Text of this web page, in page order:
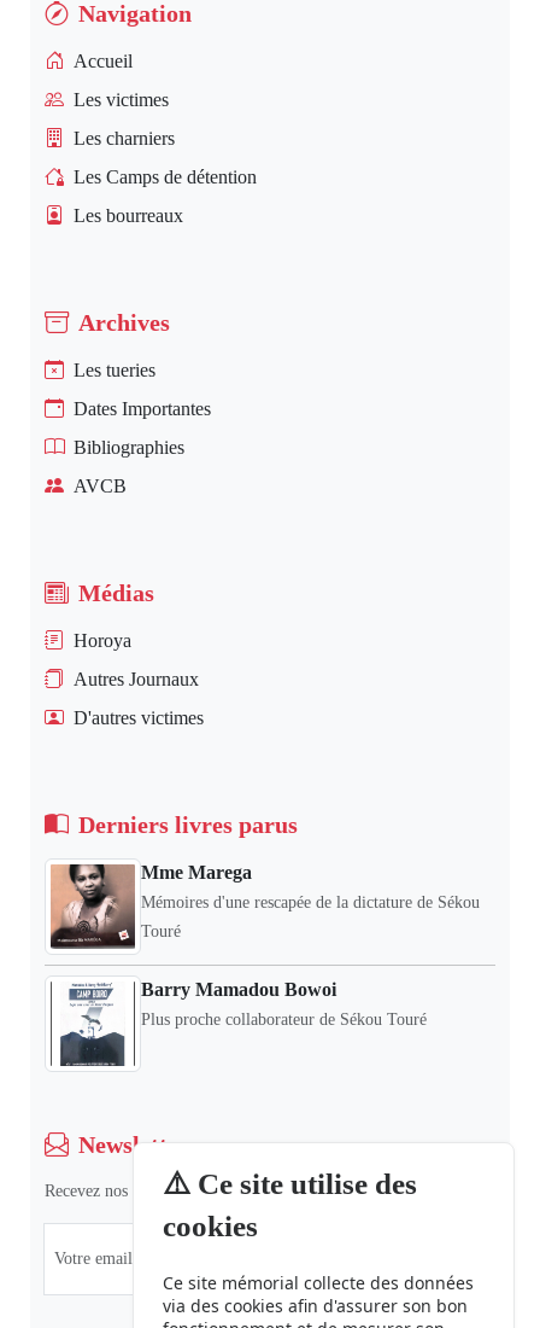
⚠️ Ce site utilise des
cookies
Ce site mémorial collecte des données
via des cookies afin d'assurer son bon
Navigation
Accueil
Les victimes
Les charniers
Les Camps de détention
Les bourreaux
Archives
Les tueries
Dates Importantes
Bibliographies
AVCB
Médias
Horoya
Autres Journaux
D'autres victimes
Derniers livres parus
Mme Marega
Mémoires d'une rescapée de la dictature de Sékou
Touré
Barry Mamadou Bowoi
Plus proche collaborateur de Sékou Touré
Newsletter
Recevez nos dernières informations et actualités.